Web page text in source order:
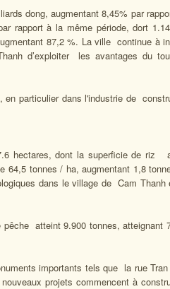
dong, augmentant 8,45% par
rapport à la même période, dort
87,2 %. La ville continue à
d’exploiter les avantages du
en particulier dans l'industrie de
hectares, dont la superficie de riz
tonnes / ha, augmentant 1,8
dans le village de Cam Thanh
atteint 9.900 tonnes, atteignant
importants tels que la rue Tran
projets commencent à